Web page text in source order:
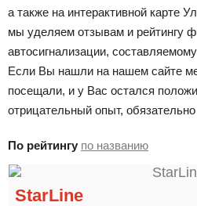
а также на интерактивной карте
мы уделяем отзывам и рейтингу
автосигнализации,
Если Вы нашли на нашем сайте
посещали, и у Вас остался
отрицательный опыт,
По рейтингу по названию
StarLine